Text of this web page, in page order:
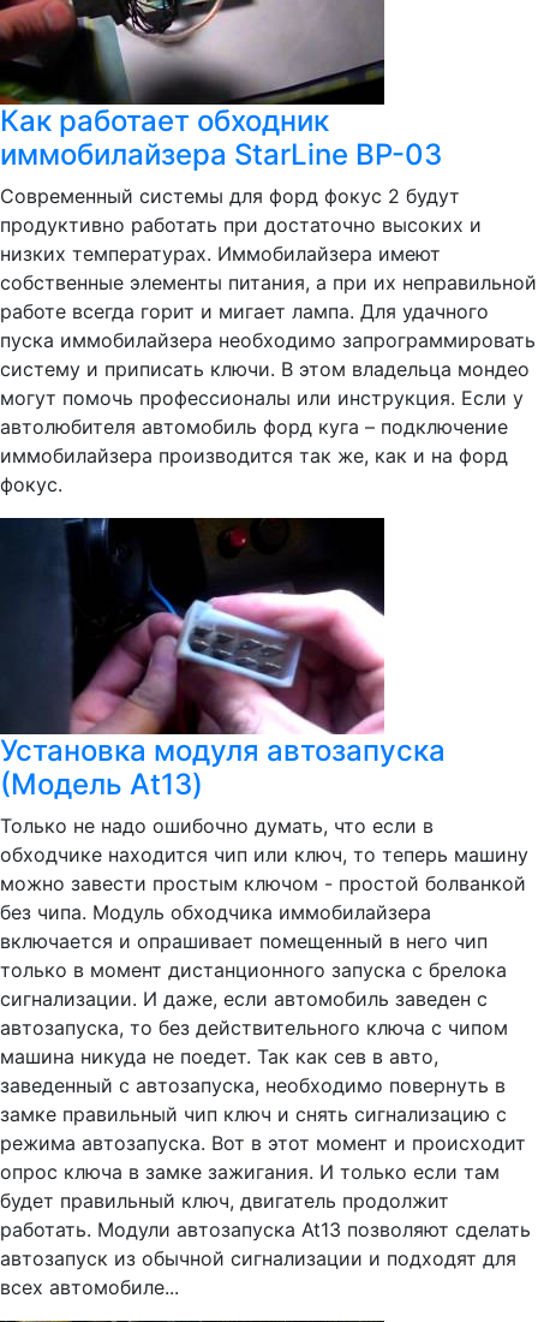
Как работает обходник
иммобилайзера StarLine BP-03
Современный системы для форд фокус 2 будут
продуктивно работать при достаточно высоких и
низких температурах. Иммобилайзера имеют
собственные элементы питания, а при их неправильной
работе всегда горит и мигает лампа. Для удачного
пуска иммобилайзера необходимо запрограммировать
систему и приписать ключи. В этом владельца мондео
могут помочь профессионалы или инструкция. Если у
автолюбителя автомобиль форд куга – подключение
иммобилайзера производится так же, как и на форд
фокус.
Установка модуля автозапуска
(Модель Аt13)
Только не надо ошибочно думать, что если в
обходчике находится чип или ключ, то теперь машину
можно завести простым ключом - простой болванкой
без чипа. Модуль обходчика иммобилайзера
включается и опрашивает помещенный в него чип
только в момент дистанционного запуска с брелока
сигнализации. И даже, если автомобиль заведен с
автозапуска, то без действительного ключа с чипом
машина никуда не поедет. Так как сев в авто,
заведенный с автозапуска, необходимо повернуть в
замке правильный чип ключ и снять сигнализацию с
режима автозапуска. Вот в этот момент и происходит
опрос ключа в замке зажигания. И только если там
будет правильный ключ, двигатель продолжит
работать. Модули автозапуска At13 позволяют сделать
автозапуск из обычной сигнализации и подходят для
всех автомобиле...